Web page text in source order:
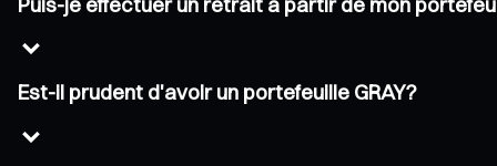
Est-il prudent d'avoir un portefeuille GRAY?